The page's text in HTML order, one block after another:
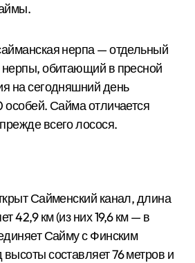
нерпа — отдельный
нерпы, обитающий в пресной
на сегодняшний день
особей. Сайма отличается
всего лосося.
Сайменский канал, длина
42,9 км (из них 19,6 км — в
Сайму с Финским
составляет 76 метров и